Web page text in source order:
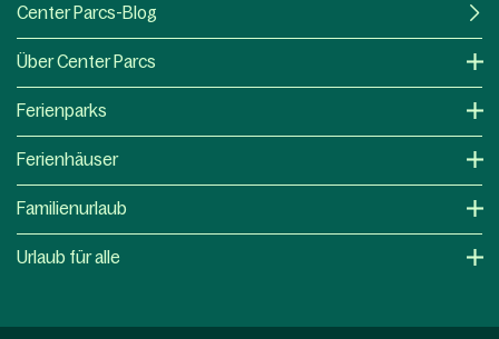
Center Parcs-Blog
Über Center Parcs
Ferienparks
Ferienhäuser
Familienurlaub
Urlaub für alle